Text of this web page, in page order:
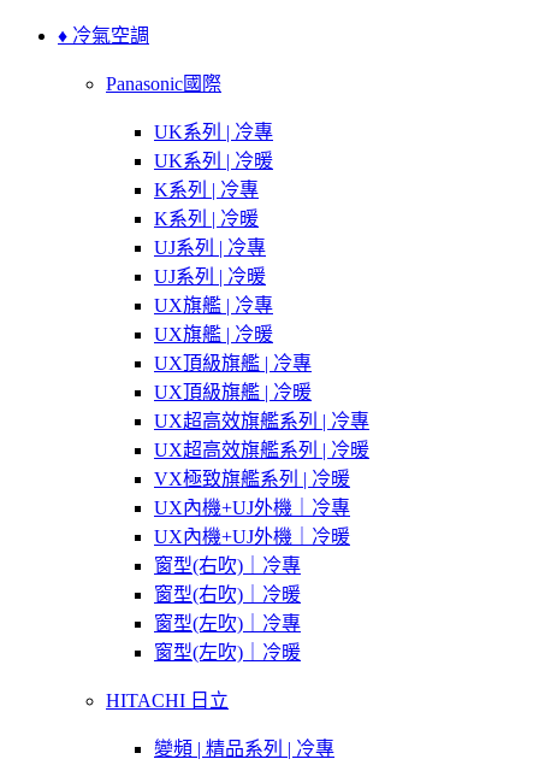
♦ 冷氣空調
Panasonic國際
UK系列 | 冷專
UK系列 | 冷暖
K系列 | 冷專
K系列 | 冷暖
UJ系列 | 冷專
UJ系列 | 冷暖
UX旗艦 | 冷專
UX旗艦 | 冷暖
UX頂級旗艦 | 冷專
UX頂級旗艦 | 冷暖
UX超高效旗艦系列 | 冷專
UX超高效旗艦系列 | 冷暖
VX極致旗艦系列 | 冷暖
UX內機+UJ外機｜冷專
UX內機+UJ外機｜冷暖
窗型(右吹)｜冷專
窗型(右吹)｜冷暖
窗型(左吹)｜冷專
窗型(左吹)｜冷暖
HITACHI 日立
變頻 | 精品系列 | 冷專